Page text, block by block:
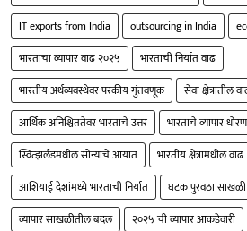
IT exports from India
outsourcing in India
भारताचा व्यापार वाढ २०२५
भारताची निर्यात वाढ
भारतीय अर्थव्यवस्थेवर परकीय गुंतवणूक
सेवा क्षेत्रातील
आर्थिक अनिश्चिततेवर भारताचे उत्तर
भारताचे व्यापार धोरण
स्वित्झर्लंडमधील सोन्याचे आयात
भारतीय क्षेत्रांमधील वाढ
आशियाई देशांमध्ये भारताची निर्यात
घटक पुरवठा
व्यापार साखळीतील बदल
२०२५ ची व्यापार आकडेवारी